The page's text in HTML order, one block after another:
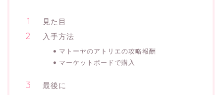
見た目
入手方法
マトーヤのアトリエの攻略報酬
マーケットボードで購入
最後に